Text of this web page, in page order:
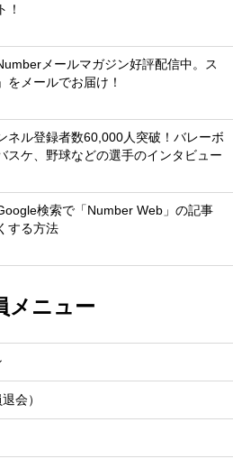
！
メールマガジン好評配信中。ス
をメールでお届け！
ネル登録者数60,000人突破！バレーボ
スケ、野球などの選手のインタビュー
検索で「Number Web」の記事
する方法
メニュー
会）